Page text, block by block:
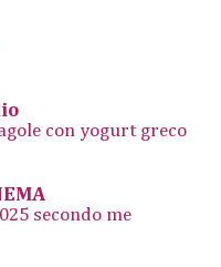
con yogurt greco
secondo me